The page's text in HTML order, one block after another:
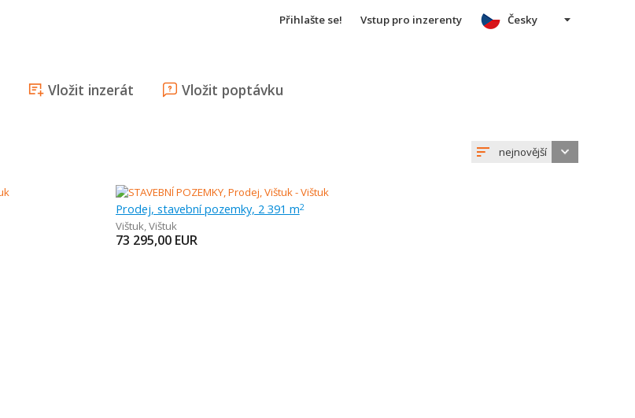
Přihlašte se! Vstup pro inzerenty
Vložit inzerát Vložit poptávku
Česky
nejnovější
Prodej, stavební pozemky, 2 391 m2
Vištuk,Vištuk
73 295,00 EUR